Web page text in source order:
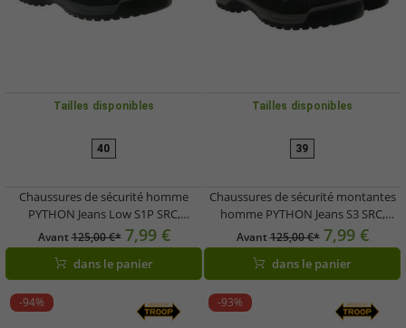
Tailles disponibles
40
Chaussures de sécurité homme
PYTHON Jeans Low S1P SRC,
chaussures de travail avec semelle à
mémoire de forme, classe de
protection S1P PS5150 Bleu/Noir
Avant125,00 €* 7,99 €
dans le panier
Tailles disponibles
39
Chaussures de sécurité montantes
homme PYTHON Jeans S3 SRC,
chaussures de travail avec semelle à
mémoire de forme, classe de
protection S3 PS5151 Bleu/Noir
Avant125,00 €* 7,99 €
dans le panier
-94% -93%